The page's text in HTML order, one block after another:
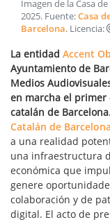
Imagen de la Casa
2025. Fuente:Casa
Barcelona. Licencia:
La entidad Accent
Ayuntamiento de
Medios
en marcha el primer
catalán de
Catalán de Barcelona
a una realidad
una infraestructura
económica que
genere
colaboración y de
digital. El acto de